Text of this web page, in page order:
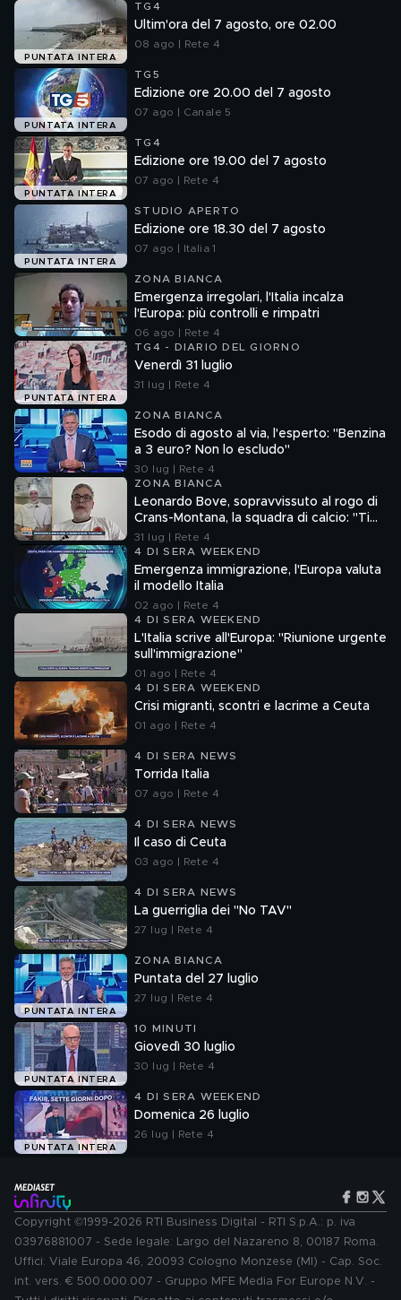
PUNTATA INTERA
TG4
Ultim'ora del 7 agosto, ore 02.00
08 ago | Rete 4
PUNTATA INTERA
TG5
Edizione ore 20.00 del 7 agosto
07 ago | Canale 5
PUNTATA INTERA
TG4
Edizione ore 19.00 del 7 agosto
07 ago | Rete 4
PUNTATA INTERA
STUDIO APERTO
Edizione ore 18.30 del 7 agosto
07 ago | Italia 1
ZONA BIANCA
Emergenza irregolari, l'Italia incalza
l'Europa: più controlli e rimpatri
06 ago | Rete 4
PUNTATA INTERA
TG4 - DIARIO DEL GIORNO
Venerdì 31 luglio
31 lug | Rete 4
ZONA BIANCA
Esodo di agosto al via, l'esperto: "Benzina
a 3 euro? Non lo escludo"
30 lug | Rete 4
ZONA BIANCA
Leonardo Bove, sopravvissuto al rogo di
Crans-Montana, la squadra di calcio: "Ti
aspettiamo"
31 lug | Rete 4
4 DI SERA WEEKEND
Emergenza immigrazione, l'Europa valuta
il modello Italia
02 ago | Rete 4
4 DI SERA WEEKEND
L'Italia scrive all'Europa: "Riunione urgente
sull'immigrazione"
01 ago | Rete 4
4 DI SERA WEEKEND
Crisi migranti, scontri e lacrime a Ceuta
01 ago | Rete 4
4 DI SERA NEWS
Torrida Italia
07 ago | Rete 4
4 DI SERA NEWS
Il caso di Ceuta
03 ago | Rete 4
4 DI SERA NEWS
La guerriglia dei "No TAV"
27 lug | Rete 4
PUNTATA INTERA
ZONA BIANCA
Puntata del 27 luglio
27 lug | Rete 4
PUNTATA INTERA
10 MINUTI
Giovedì 30 luglio
30 lug | Rete 4
PUNTATA INTERA
4 DI SERA WEEKEND
Domenica 26 luglio
26 lug | Rete 4
Copyright ©1999-2026 RTI Business Digital - RTI S.p.A.: p. iva
03976881007 - Sede legale: Largo del Nazareno 8, 00187 Roma.
Uffici: Viale Europa 46, 20093 Cologno Monzese (MI) - Cap. Soc.
int. vers. € 500.000.007 - Gruppo MFE Media For Europe N.V. -